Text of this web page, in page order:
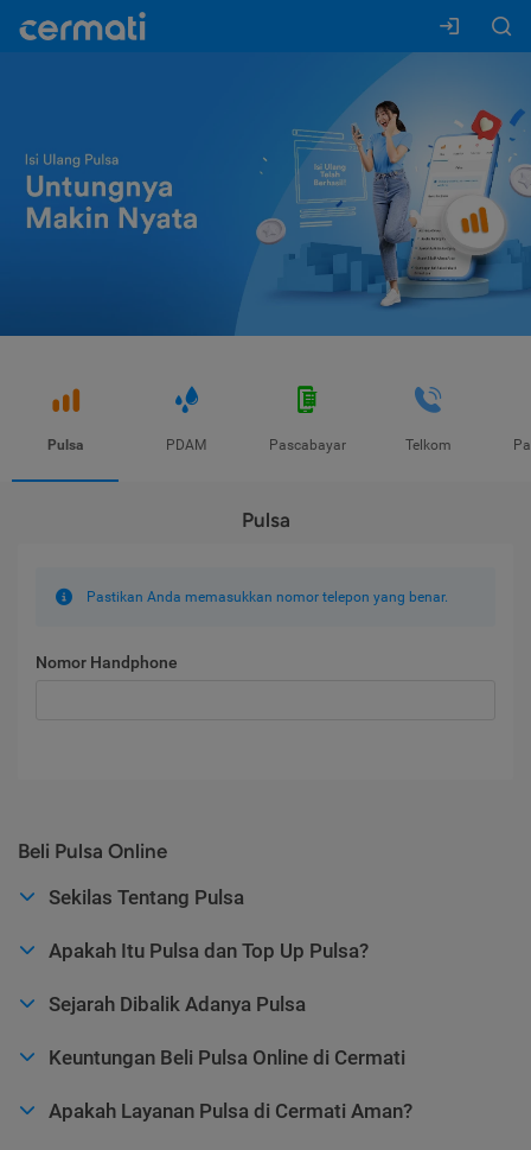
Pulsa PDAM Pascabayar Telkom
Pulsa
Pastikan Anda memasukkan nomor telepon yang benar.
Nomor Handphone
Beli Pulsa Online
Sekilas Tentang Pulsa
Apakah Itu Pulsa dan Top Up Pulsa?
Sejarah Dibalik Adanya Pulsa
Keuntungan Beli Pulsa Online di Cermati
Apakah Layanan Pulsa di Cermati Aman?